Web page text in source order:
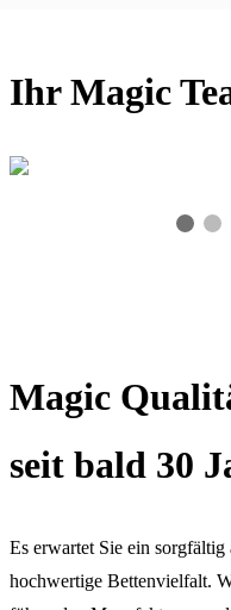
Ihr Magic
Benno Achermann
Magic
seit bald 30
Es erwartet Sie ein
hochwertige Bettenvielfalt.